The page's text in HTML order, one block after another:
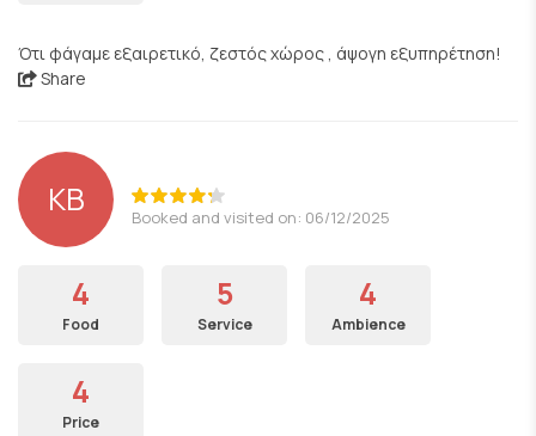
Ότι φάγαμε εξαιρετικό, ζεστός χώρος , άψογη εξυπηρέτηση!
Share
ΚΒ Booked and visited on: 06/12/2025
4
Food
5
Service
4
Ambience
4
Price